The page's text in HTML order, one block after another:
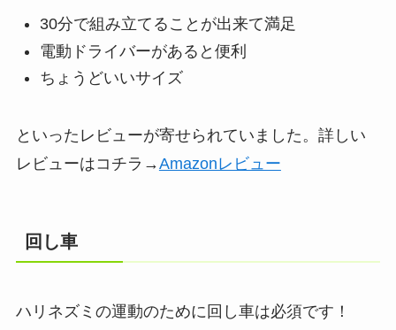
30分で組み立てることが出来て満足
電動ドライバーがあると便利
ちょうどいいサイズ
といったレビューが寄せられていました。詳しい
レビューはコチラ→Amazonレビュー
回し車
ハリネズミの運動のために回し車は必須です！